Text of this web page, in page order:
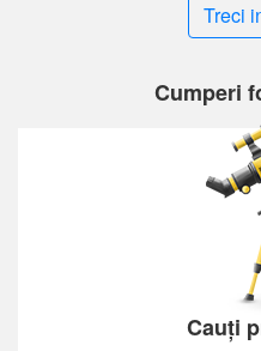
Treci
Cumperi
Cauți